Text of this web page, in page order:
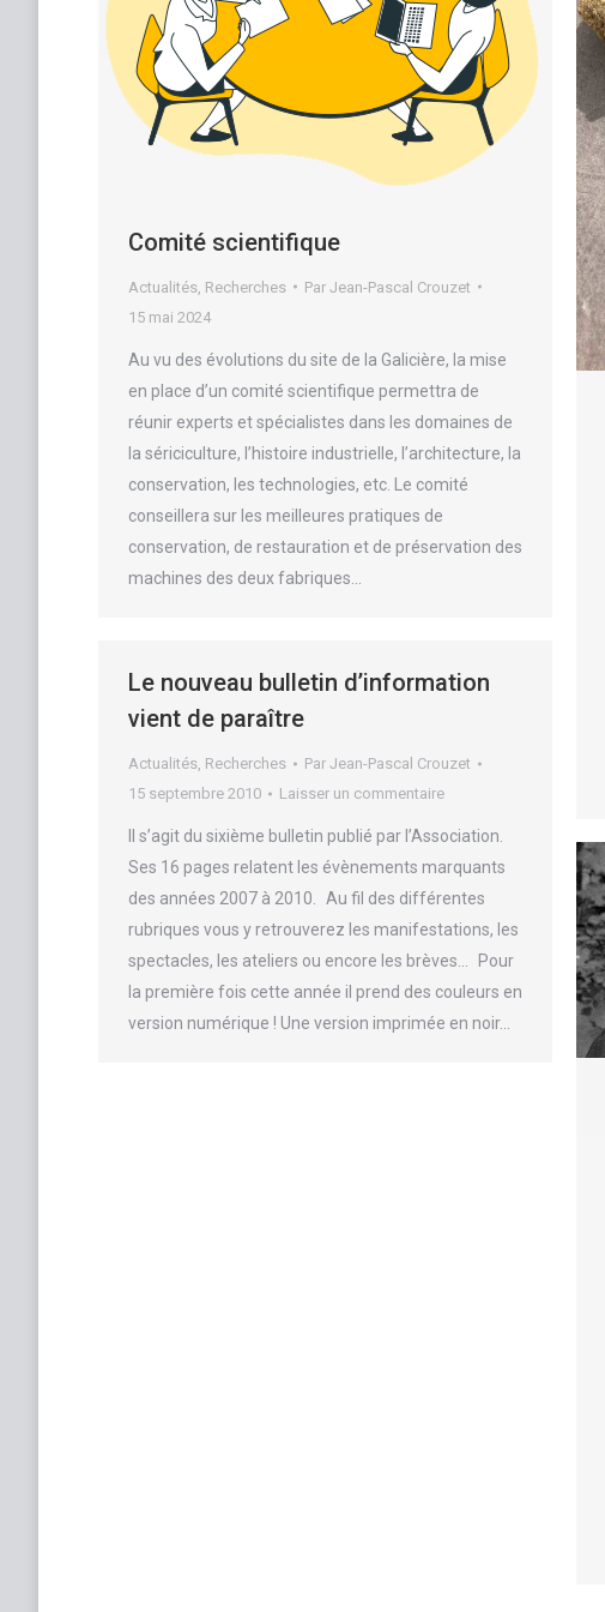
Comité scientifique
Actualités Recherches Par Jean-Pascal Crouzet
15 mai 2024
Au vu des évolutions du site de la Galicière, la mise
en place d’un comité scientifique permettra de
réunir experts et spécialistes dans les domaines de
la sériciculture, l’histoire industrielle, l’architecture, la
conservation, les technologies, etc. Le comité
conseillera sur les meilleures pratiques de
conservation, de restauration et de préservation des
machines des deux fabriques…
Le nouveau bulletin d’information
vient de paraître
Actualités, Recherches Par Jean-Pascal Crouzet
15 septembre 2010
Laisser un commentaire
Il s’agit du sixième bulletin publié par l’Association.
Ses 16 pages relatent les évènements marquants
des années 2007 à 2010. Au fil des différentes
rubriques vous y retrouverez les manifestations, les
spectacles, les ateliers ou encore les brèves… Pour
la première fois cette année il prend des couleurs en
version numérique ! Une version imprimée en noir…